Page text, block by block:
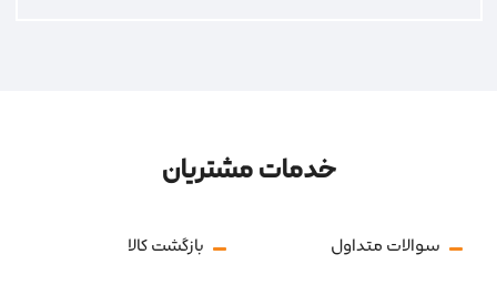
خدمات مشتریان
سوالات متداول بازگشت کالا